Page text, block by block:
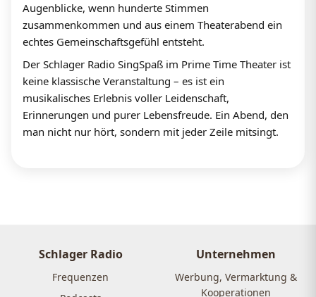
Augenblicke, wenn hunderte Stimmen
zusammenkommen und aus einem Theaterabend ein
echtes Gemeinschaftsgefühl entsteht.
Der Schlager Radio SingSpaß im Prime Time Theater ist
keine klassische Veranstaltung – es ist ein
musikalisches Erlebnis voller Leidenschaft,
Erinnerungen und purer Lebensfreude. Ein Abend, den
man nicht nur hört, sondern mit jeder Zeile mitsingt.
Schlager Radio
Frequenzen
Unternehmen
Werbung, Vermarktung &
Kooperationen